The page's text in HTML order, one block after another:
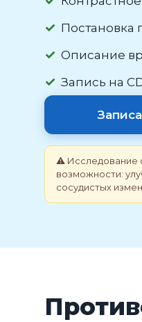
Постановка
Описание
Запись на
⚠️ Исследование
возможности:
сосудистых